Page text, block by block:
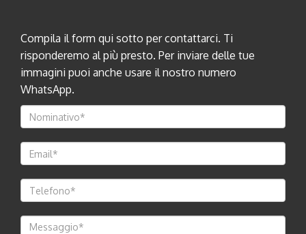
Compila il form qui sotto per contattarci. Ti
risponderemo al più presto. Per inviare delle tue
immagini puoi anche usare il nostro numero
WhatsApp.